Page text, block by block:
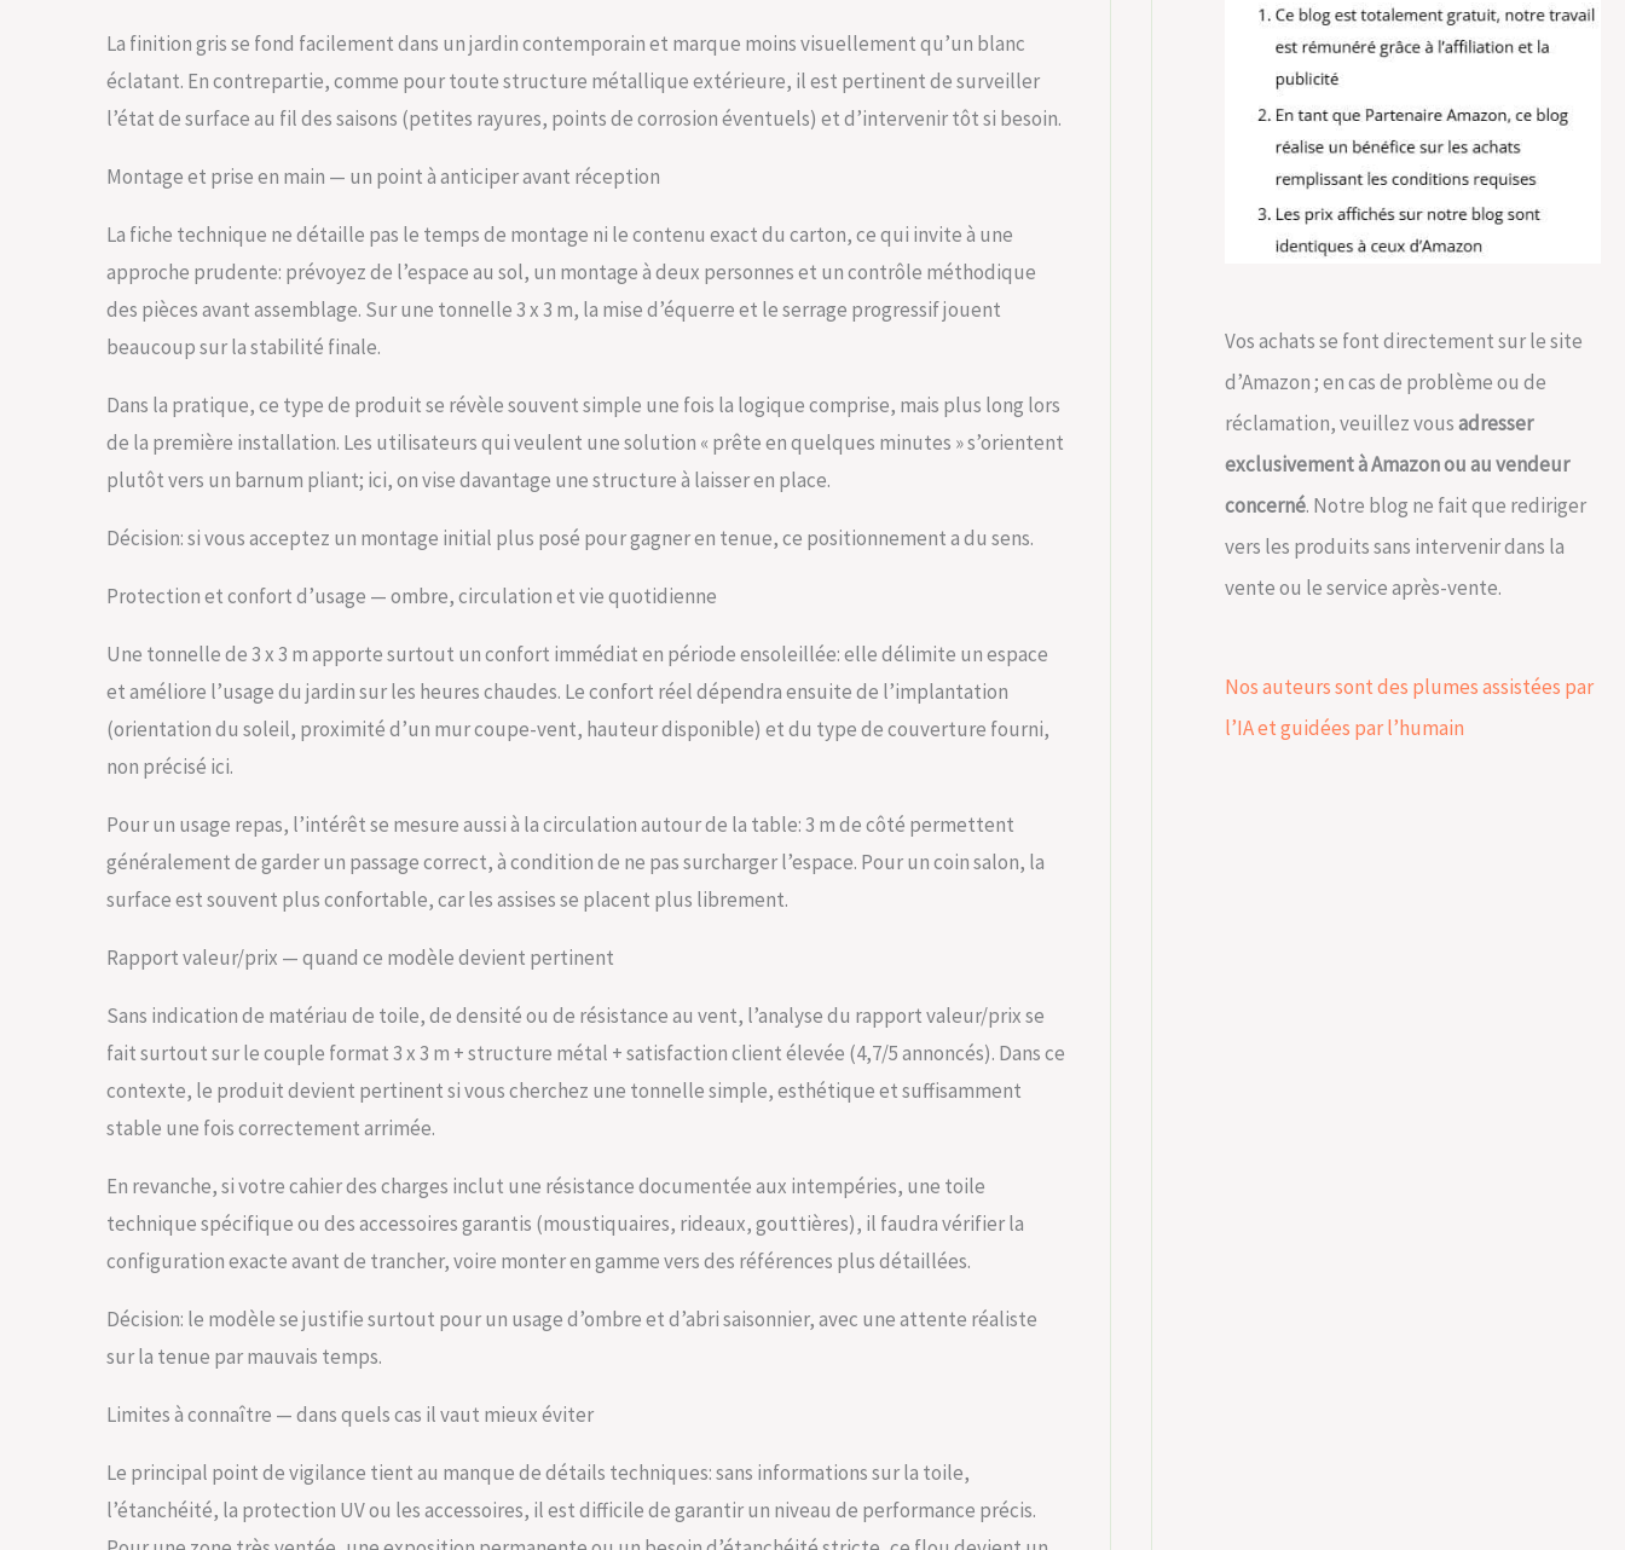
La finition gris se fond facilement dans un jardin contemporain et marque moins visuellement qu’un blanc
éclatant. En contrepartie, comme pour toute structure métallique extérieure, il est pertinent de surveiller
l’état de surface au fil des saisons (petites rayures, points de corrosion éventuels) et d’intervenir tôt si besoin.
Montage et prise en main — un point à anticiper avant réception
La fiche technique ne détaille pas le temps de montage ni le contenu exact du carton, ce qui invite à une
approche prudente: prévoyez de l’espace au sol, un montage à deux personnes et un contrôle méthodique
des pièces avant assemblage. Sur une tonnelle 3 x 3 m, la mise d’équerre et le serrage progressif jouent
beaucoup sur la stabilité finale.
Dans la pratique, ce type de produit se révèle souvent simple une fois la logique comprise, mais plus long lors
de la première installation. Les utilisateurs qui veulent une solution « prête en quelques minutes » s’orientent
plutôt vers un barnum pliant; ici, on vise davantage une structure à laisser en place.
Décision: si vous acceptez un montage initial plus posé pour gagner en tenue, ce positionnement a du sens.
Protection et confort d’usage — ombre, circulation et vie quotidienne
Une tonnelle de 3 x 3 m apporte surtout un confort immédiat en période ensoleillée: elle délimite un espace
et améliore l’usage du jardin sur les heures chaudes. Le confort réel dépendra ensuite de l’implantation
(orientation du soleil, proximité d’un mur coupe-vent, hauteur disponible) et du type de couverture fourni,
non précisé ici.
Pour un usage repas, l’intérêt se mesure aussi à la circulation autour de la table: 3 m de côté permettent
généralement de garder un passage correct, à condition de ne pas surcharger l’espace. Pour un coin salon, la
surface est souvent plus confortable, car les assises se placent plus librement.
Rapport valeur/prix — quand ce modèle devient pertinent
Sans indication de matériau de toile, de densité ou de résistance au vent, l’analyse du rapport valeur/prix se
fait surtout sur le couple format 3 x 3 m + structure métal + satisfaction client élevée (4,7/5 annoncés). Dans ce
contexte, le produit devient pertinent si vous cherchez une tonnelle simple, esthétique et suffisamment
stable une fois correctement arrimée.
En revanche, si votre cahier des charges inclut une résistance documentée aux intempéries, une toile
technique spécifique ou des accessoires garantis (moustiquaires, rideaux, gouttières), il faudra vérifier la
configuration exacte avant de trancher, voire monter en gamme vers des références plus détaillées.
Décision: le modèle se justifie surtout pour un usage d’ombre et d’abri saisonnier, avec une attente réaliste
sur la tenue par mauvais temps.
Limites à connaître — dans quels cas il vaut mieux éviter
Le principal point de vigilance tient au manque de détails techniques: sans informations sur la toile,
l’étanchéité, la protection UV ou les accessoires, il est difficile de garantir un niveau de performance précis.
Vos achats se font directement sur le site
d’Amazon ; en cas de problème ou de
réclamation, veuillez vousadresser
exclusivement à Amazon ou au vendeur
concerné. Notre blog ne fait que rediriger
vers les produits sans intervenir dans la
vente ou le service après-vente.
Nos auteurs sont des plumes assistées par
l’IA et guidées par l’humain